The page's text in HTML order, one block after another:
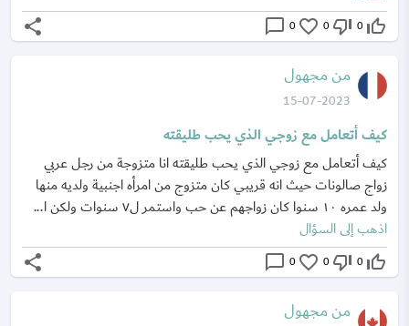
thumb_up_off_alt
0
thumb_down_off_alt
0
favorite_border
0
chat_bubble_outline
share
من مجهول
15-07-2023
كيف أتعامل مع زوجي الذي يحب طليقته
كيف أتعامل مع زوجي الذي يحب طليقته انا متزوجة من رجل عربي
زواج صالونات حيث انه قريبي كان متزوج من امرأه اجنبية ولديه منها
ولد عمره ١٠ سنوا كان زواجهم عن حب واستمر ل٧ سنوات ولكن ا...
اذهب إلى السؤال
thumb_up_off_alt
0
thumb_down_off_alt
0
favorite_border
0
chat_bubble_outline
share
من مجهول